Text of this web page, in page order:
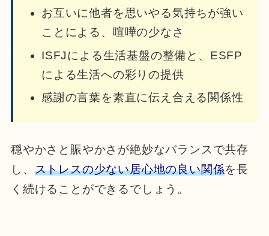
お互いに他者を思いやる気持ちが強い
ことによる、喧嘩の少なさ
ISFJによる生活基盤の整備と、ESFP
による生活への彩りの提供
感謝の言葉を素直に伝え合える関係性
穏やかさと賑やかさが絶妙なバランスで共存
し、 ストレスの少ない居心地の良い関係を長
く続けることができるでしょう。